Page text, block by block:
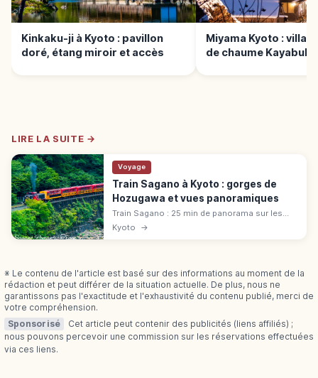
Kinkaku-ji à Kyoto : pavillon
doré, étang miroir et accès
Miyama Kyoto :
de chaume Kayabuki
LIRE LA SUITE →
Voyage
Train Sagano à Kyoto : gorges de
Hozugawa et vues panoramiques
Train Sagano : 25 min de panorama sur les
gorges de Hozugawa (7,3 km). Tarif 880 ¥,
voiture « The Rich », réservation cerisiers et
Kyoto →
※ Le contenu de l'article est basé sur des informations au moment de la
rédaction et peut différer de la situation actuelle. De plus, nous ne
garantissons pas l'exactitude et l'exhaustivité du contenu publié, merci de
votre compréhension.
Sponsorisé
Cet article peut contenir des publicités (liens affiliés) ;
nous pouvons percevoir une commission sur les réservations effectuées
via ces liens.